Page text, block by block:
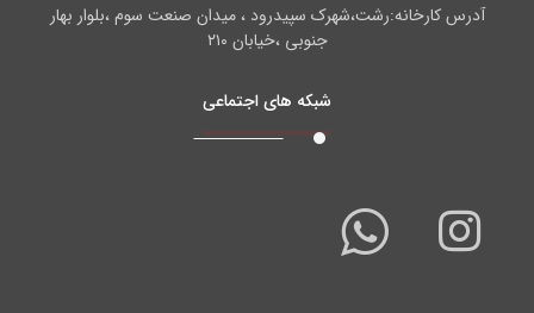
آدرس کارخانه:رشت،شهرک سپیدرود ، میدان صنعت سوم ،بلوار بهار
جنوبی ،خیابان ۲۱۰
شبکه های اجتماعی